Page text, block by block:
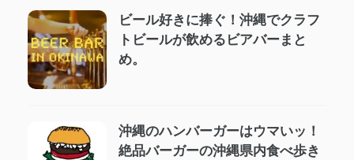
ビール好きに捧ぐ！沖縄でクラフ
トビールが飲めるビアバーまと
め。
沖縄のハンバーガーはウマいッ！
絶品バーガーの沖縄県内食べ歩き